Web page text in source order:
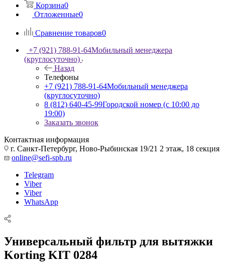
Корзина0
Отложенные0
Сравнение товаров0
+7 (921) 788-91-64Мобильный менеджера
(круглосуточно)
Назад
Телефоны
+7 (921) 788-91-64Мобильный менеджера
(круглосуточно)
8 (812) 640-45-99Городской номер (с 10:00 до
19:00)
Заказать звонок
Контактная информация
г. Санкт-Петербург, Ново-Рыбинская 19/21 2 этаж, 18 секция
online@sefi-spb.ru
Telegram
Viber
Viber
WhatsApp
Универсальный фильтр для вытяжки
Korting KIT 0284